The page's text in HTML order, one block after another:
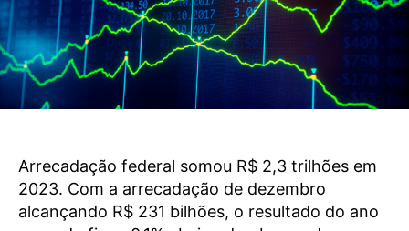
Arrecadação federal somou R$ 2,3 trilhões em
2023. Com a arrecadação de dezembro
alcançando R$ 231 bilhões, o resultado do ano